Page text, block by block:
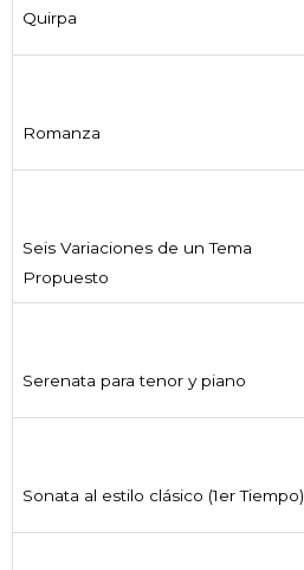
Quirpa
Romanza
Seis Variaciones de un Tema
Propuesto
Serenata para tenor y piano
Sonata al estilo clásico (1er Tiempo)